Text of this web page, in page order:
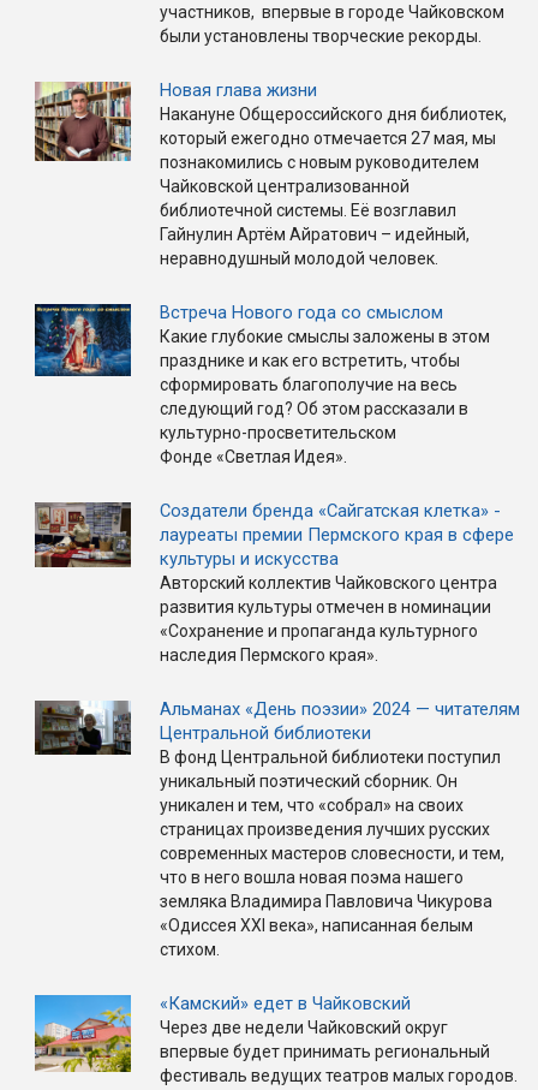
участников, впервые в городе Чайковском
были установлены творческие рекорды.
Новая глава жизни
Накануне Общероссийского дня библиотек,
который ежегодно отмечается 27 мая, мы
познакомились с новым руководителем
Чайковской централизованной
библиотечной системы. Её возглавил
Гайнулин Артём Айратович – идейный,
неравнодушный молодой человек.
Встреча Нового года со смыслом
Какие глубокие смыслы заложены в этом
празднике и как его встретить, чтобы
сформировать благополучие на весь
следующий год? Об этом рассказали в
культурно-просветительском
Фонде «Светлая Идея».
Создатели бренда «Сайгатская клетка» -
лауреаты премии Пермского края в сфере
культуры и искусства
Авторский коллектив Чайковского центра
развития культуры отмечен в номинации
«Сохранение и пропаганда культурного
наследия Пермского края».
Альманах «День поэзии» 2024 — читателям
Центральной библиотеки
В фонд Центральной библиотеки поступил
уникальный поэтический сборник. Он
уникален и тем, что «собрал» на своих
страницах произведения лучших русских
современных мастеров словесности, и тем,
что в него вошла новая поэма нашего
земляка Владимира Павловича Чикурова
«Одиссея XXI века», написанная белым
стихом.
«Камский» едет в Чайковский
Через две недели Чайковский округ
впервые будет принимать региональный
фестиваль ведущих театров малых городов.